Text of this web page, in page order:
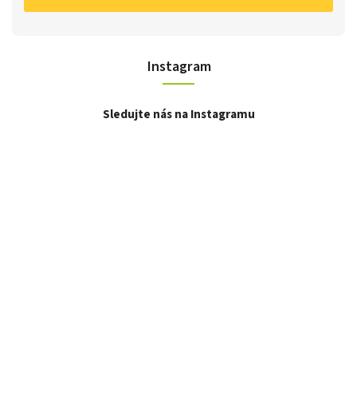
Instagram
Sledujte nás na Instagramu